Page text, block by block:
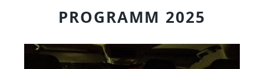
PROGRAMM 2025